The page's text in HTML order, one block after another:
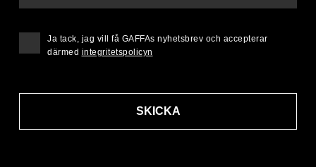
SKICKA
Ja tack, jag vill få GAFFAs nyhetsbrev och accepterar
därmed integritetspolicyn